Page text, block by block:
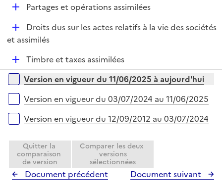
r
D
l
r
Partages et opérations assimilées
D
é
e
r
Droits dus sur les actes relatifs à la vie des sociétés
et assimilés
D
é
p
e
Timbre et taxes assimilées
Versions sur la période
Version en vigueur du 11/06/2025 à aujourd'hui
Version en vigueur du 03/07/2024 au 11/06/2025
Version en vigueur du 12/09/2012 au 03/07/2024
Quitter la
comparaison
de version
Comparer les deux
versions
sélectionnées
Document précédent Document suivant